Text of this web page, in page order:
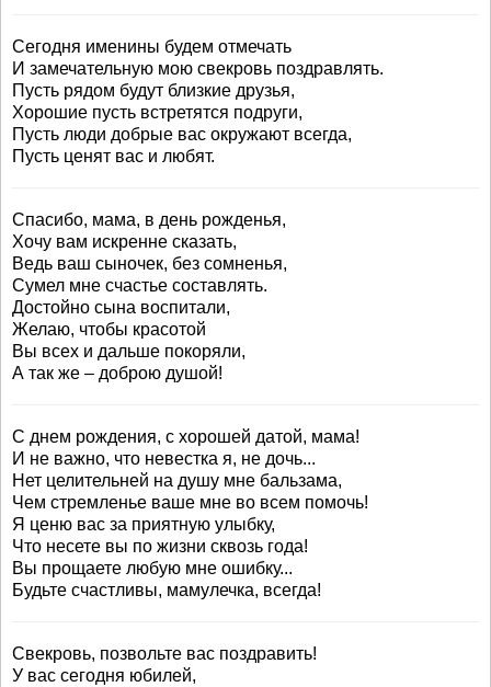
Сегодня именины будем отмечать
И замечательную мою свекровь поздравлять.
Пусть рядом будут близкие друзья,
Хорошие пусть встретятся подруги,
Пусть люди добрые вас окружают всегда,
Пусть ценят вас и любят.
Спасибо, мама, в день рожденья,
Хочу вам искренне сказать,
Ведь ваш сыночек, без сомненья,
Сумел мне счастье составлять.
Достойно сына воспитали,
Желаю, чтобы красотой
Вы всех и дальше покоряли,
А так же – доброю душой!
С днем рождения, с хорошей датой, мама!
И не важно, что невестка я, не дочь...
Нет целительней на душу мне бальзама,
Чем стремленье ваше мне во всем помочь!
Я ценю вас за приятную улыбку,
Что несете вы по жизни сквозь года!
Вы прощаете любую мне ошибку...
Будьте счастливы, мамулечка, всегда!
Свекровь, позвольте вас поздравить!
У вас сегодня юбилей,